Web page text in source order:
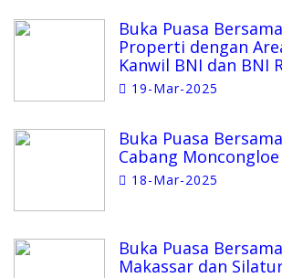
Buka Puasa
Properti dengan
Kanwil BNI dan BNI
19-Mar-2025
Buka Puasa
Cabang Moncongloe
18-Mar-2025
Buka Puasa
Makassar dan